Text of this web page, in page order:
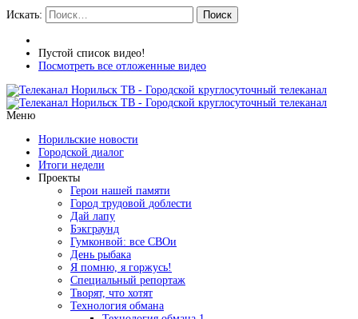
Искать: Поиск
Пустой список видео!
Посмотреть все отложенные видео
Меню
Норильские новости
Городской диалог
Итоги недели
Проекты
Герои нашей памяти
Город трудовой доблести
Дай лапу
Бэкграунд
Гумконвой: все СВОи
День рыбака
Я помню, я горжусь!
Специальный репортаж
Творят, что хотят
Технология обмана